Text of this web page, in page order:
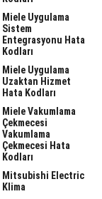
Miele Uygulama
Sistem
Entegrasyonu Hata
Kodları
Miele Uygulama
Uzaktan Hizmet
Hata Kodları
Miele Vakumlama
Çekmecesi
Vakumlama
Çekmecesi Hata
Kodları
Mitsubishi Electric
Klima